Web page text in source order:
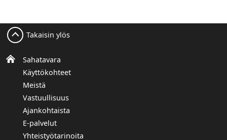
Sahatavara
Käyttökohteet
Meistä
Vastuullisuus
Ajankohtaista
E-palvelut
Yhteistyötarinoita
Takaisin ylös